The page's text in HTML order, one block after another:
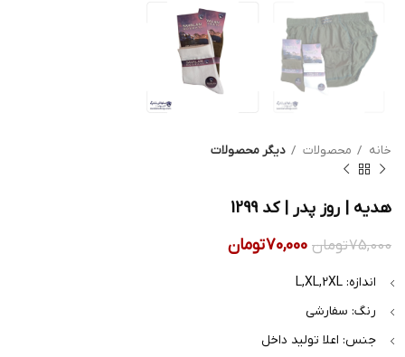
خانه محصولات دیگر محصولات
هدیه | روز پدر | کد 1299
75,000تومان 70,000تومان
اندازه: L,XL,2XL
رنگ: سفارشی
جنس: اعلا تولید داخل